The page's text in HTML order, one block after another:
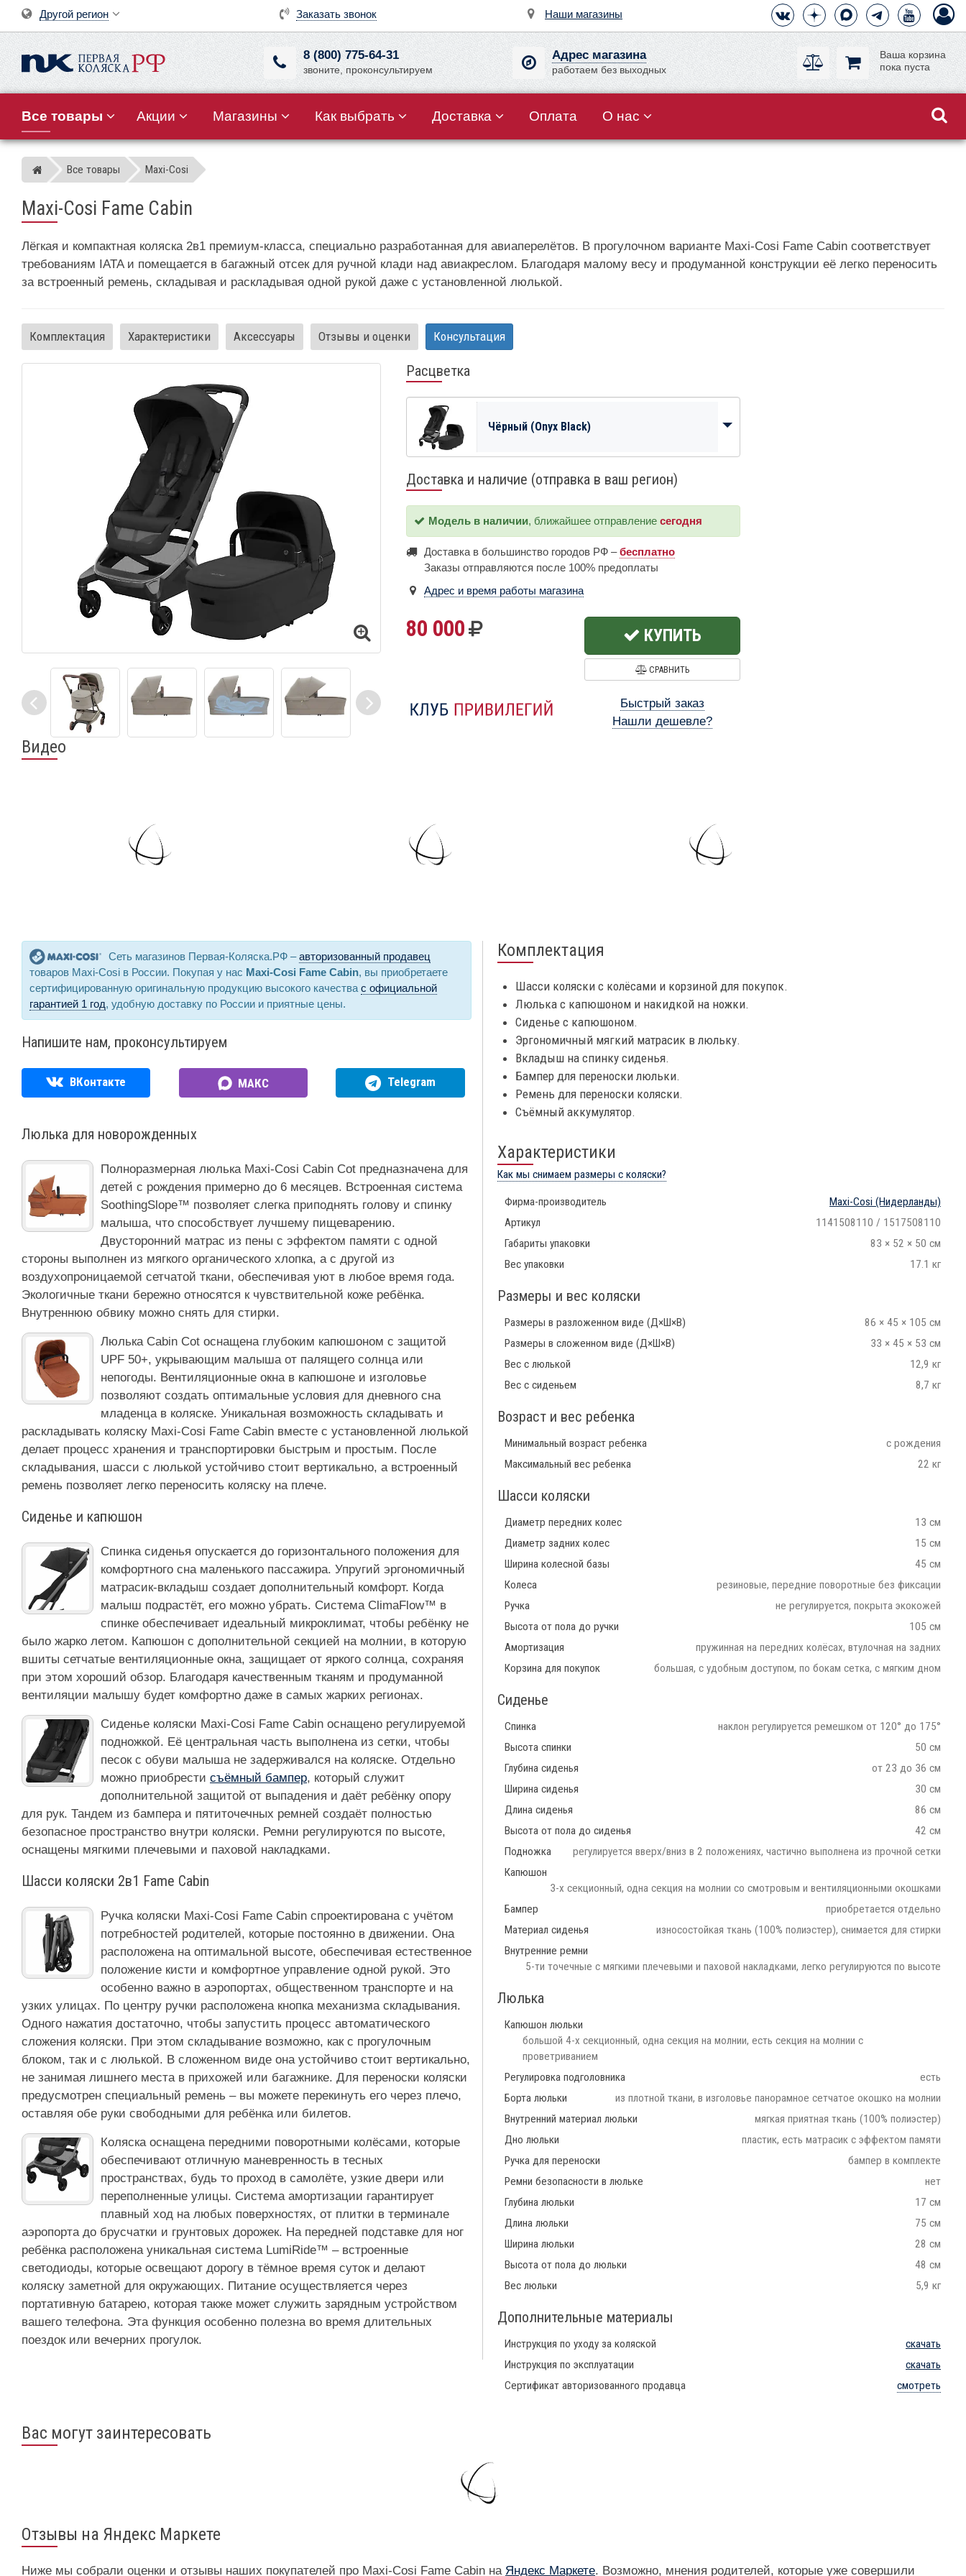
Заказать звонок Наши магазины
Другой регион
8 (800) 775-64-31
звоните, проконсультируем
Адрес магазина
работаем без выходных
Ваша корзина
пока пуста
Все товары Акции Магазины Как выбрать Доставка Оплата О нас
Магазин детских колясок
Все товары Maxi-Cosi
Maxi-Cosi Fame Cabin
Лёгкая и компактная коляска 2в1 премиум-класса, специально разработанная для авиаперелётов. В прогулочном варианте Maxi-Cosi Fame Cabin соответствует
требованиям IATA и помещается в багажный отсек для ручной клади над авиакреслом. Благодаря малому весу и продуманной конструкции её легко переносить
за встроенный ремень, складывая и раскладывая одной рукой даже с установленной люлькой.
Комплектация Характеристики Аксессуары Отзывы и оценки Консультация
Расцветка
Чёрный (Onyx Black)
Доставка и наличие (отправка в ваш регион)
Модель в наличии, ближайшее отправление сегодня
Доставка в большинство городов РФ –бесплатно
Заказы отправляются после 100% предоплаты
Адрес и время работы магазина
80 000 КУПИТЬ
СРАВНИТЬ
Быстрый заказ
Нашли дешевле?
Видео
Сеть магазинов Первая-Коляска.РФ –авторизованный продавец
товаров Maxi-Cosi в России. Покупая у нас Maxi-Cosi Fame Cabin, вы приобретаете
сертифицированную оригинальную продукцию высокого качества с официальной
гарантией 1 год, удобную доставку по России и приятные цены.
Напишите нам, проконсультируем
ВКонтакте МАКС Telegram
Люлька для новорожденных
Полноразмерная люлька Maxi-Cosi Cabin Cot предназначена для
детей с рождения примерно до 6 месяцев. Встроенная система
SoothingSlope™ позволяет слегка приподнять голову и спинку
малыша, что способствует лучшему пищеварению.
Двусторонний матрас из пены с эффектом памяти с одной
стороны выполнен из мягкого органического хлопка, а с другой из
воздухопроницаемой сетчатой ткани, обеспечивая уют в любое время года.
Экологичные ткани бережно относятся к чувствительной коже ребёнка.
Внутреннюю обвику можно снять для стирки.
Люлька Cabin Cot оснащена глубоким капюшоном с защитой
UPF 50+, укрывающим малыша от палящего солнца или
непогоды. Вентиляционные окна в капюшоне и изголовье
позволяют создать оптимальные условия для дневного сна
младенца в коляске. Уникальная возможность складывать и
раскладывать коляску Maxi-Cosi Fame Cabin вместе с установленной люлькой
делает процесс хранения и транспортировки быстрым и простым. После
складывания, шасси с люлькой устойчиво стоит вертикально, а встроенный
ремень позволяет легко переносить коляску на плече.
Сиденье и капюшон
Спинка сиденья опускается до горизонтального положения для
комфортного сна маленького пассажира. Упругий эргономичный
матрасик-вкладыш создает дополнительный комфорт. Когда
малыш подрастёт, его можно убрать. Система ClimaFlow™ в
спинке обеспечивает идеальный микроклимат, чтобы ребёнку не
было жарко летом. Капюшон с дополнительной секцией на молнии, в которую
вшиты сетчатые вентиляционные окна, защищает от яркого солнца, сохраняя
при этом хороший обзор. Благодаря качественным тканям и продуманной
вентиляции малышу будет комфортно даже в самых жарких регионах.
Сиденье коляски Maxi-Cosi Fame Cabin оснащено регулируемой
подножкой. Её центральная часть выполнена из сетки, чтобы
песок с обуви малыша не задерживался на коляске. Отдельно
можно приобрести съёмный бампер, который служит
дополнительной защитой от выпадения и даёт ребёнку опору
для рук. Тандем из бампера и пятиточечных ремней создаёт полностью
безопасное пространство внутри коляски. Ремни регулируются по высоте,
оснащены мягкими плечевыми и паховой накладками.
Шасси коляски 2в1 Fame Cabin
Ручка коляски Maxi-Cosi Fame Cabin спроектирована с учётом
потребностей родителей, которые постоянно в движении. Она
расположена на оптимальной высоте, обеспечивая естественное
положение кисти и комфортное управление одной рукой. Это
особенно важно в аэропортах, общественном транспорте и на
узких улицах. По центру ручки расположена кнопка механизма складывания.
Одного нажатия достаточно, чтобы запустить процесс автоматического
сложения коляски. При этом складывание возможно, как с прогулочным
блоком, так и с люлькой. В сложенном виде она устойчиво стоит вертикально,
не занимая лишнего места в прихожей или багажнике. Для переноски коляски
предусмотрен специальный ремень – вы можете перекинуть его через плечо,
оставляя обе руки свободными для ребёнка или билетов.
Коляска оснащена передними поворотными колёсами, которые
обеспечивают отличную маневренность в тесных
пространствах, будь то проход в самолёте, узкие двери или
переполненные улицы. Система амортизации гарантирует
плавный ход на любых поверхностях, от плитки в терминале
аэропорта до брусчатки и грунтовых дорожек. На передней подставке для ног
ребёнка расположена уникальная система LumiRide™ – встроенные
светодиоды, которые освещают дорогу в тёмное время суток и делают
коляску заметной для окружающих. Питание осуществляется через
портативную батарею, которая также может служить зарядным устройством
вашего телефона. Эта функция особенно полезна во время длительных
поездок или вечерних прогулок.
Комплектация
Шасси коляски с колёсами и корзиной для покупок.
Люлька с капюшоном и накидкой на ножки.
Сиденье с капюшоном.
Эргономичный мягкий матрасик в люльку.
Вкладыш на спинку сиденья.
Бампер для переноски люльки.
Ремень для переноски коляски.
Съёмный аккумулятор.
Характеристики
Как мы снимаем размеры с коляски?
Фирма-производитель Maxi-Cosi (Нидерланды)
Артикул
1141508110 / 1517508110
Габариты упаковки
83 × 52 × 50 см
Вес упаковки
17.1 кг
Размеры и вес коляски
Размеры в разложенном виде (Д×Ш×В)
86 × 45 × 105 см
Размеры в сложенном виде (Д×Ш×В)
33 × 45 × 53 см
Вес с люлькой
12,9 кг
Вес с сиденьем
8,7 кг
Возраст и вес ребенка
Минимальный возраст ребенка
с рождения
Максимальный вес ребенка
22 кг
Шасси коляски
Диаметр передних колес
13 см
Диаметр задних колес
15 см
Ширина колесной базы
45 см
Колеса
резиновые, передние поворотные без фиксации
Ручка
не регулируется, покрыта экокожей
Высота от пола до ручки
105 см
Амортизация
пружинная на передних колёсах, втулочная на задних
Корзина для покупок
большая, с удобным доступом, по бокам сетка, с мягким дном
Сиденье
Спинка
наклон регулируется ремешком от 120° до 175°
Высота спинки
50 см
Глубина сиденья
от 23 до 36 см
Ширина сиденья
30 см
Длина сиденья
86 см
Высота от пола до сиденья
42 см
Подножка
регулируется вверх/вниз в 2 положениях, частично выполнена из прочной сетки
Капюшон
3-х секционный, одна секция на молнии со смотровым и вентиляционными окошками
Бампер
приобретается отдельно
Материал сиденья
износостойкая ткань (100% полиэстер), снимается для стирки
Внутренние ремни
5-ти точечные с мягкими плечевыми и паховой накладками, легко регулируются по высоте
Люлька
Капюшон люльки
большой 4-х секционный, одна секция на молнии, есть секция на молнии с
проветриванием
Регулировка подголовника
есть
Борта люльки
из плотной ткани, в изголовье панорамное сетчатое окошко на молнии
Внутренний материал люльки
мягкая приятная ткань (100% полиэстер)
Дно люльки
пластик, есть матрасик с эффектом памяти
Ручка для переноски
бампер в комплекте
Ремни безопасности в люльке
нет
Глубина люльки
17 см
Длина люльки
75 см
Ширина люльки
28 см
Высота от пола до люльки
48 см
Вес люльки
5,9 кг
Дополнительные материалы
Инструкция по уходу за коляской
скачать
Инструкция по эксплуатации
скачать
Сертификат авторизованного продавца
смотреть
Вас могут заинтересовать
Отзывы на Яндекс Маркете
Ниже мы собрали оценки и отзывы наших покупателей про Maxi-Cosi Fame Cabin на Яндекс Маркете. Возможно, мнения родителей, которые уже совершили